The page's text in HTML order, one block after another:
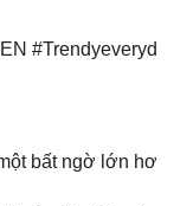
#Trendyeveryd
bất ngờ lớn hơ